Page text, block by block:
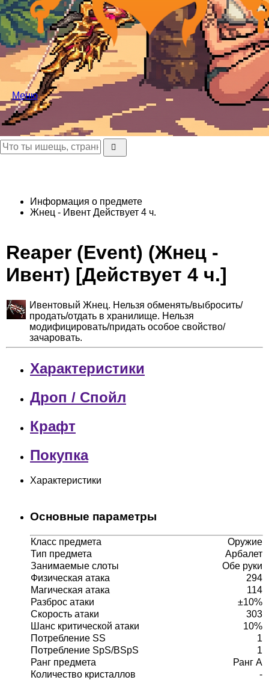
Меню
Информация о предмете
Жнец - Ивент Действует 4 ч.
Reaper (Event) (Жнец -
Ивент) [Действует 4 ч.]
Ивентовый Жнец. Нельзя обменять/выбросить/
продать/отдать в хранилище. Нельзя
модифицировать/придать особое свойство/
зачаровать.
Характеристики
Дроп / Спойл
Крафт
Покупка
Характеристики
Основные параметры
Класс предмета
Оружие
Тип предмета
Арбалет
Занимаемые слоты
Обе руки
Физическая атака
294
Магическая атака
114
Разброс атаки
±10%
Скорость атаки
303
Шанс критической атаки
10%
Потребление SS
1
Потребление SpS/BSpS
1
Ранг предмета
Ранг A
Количество кристаллов
-